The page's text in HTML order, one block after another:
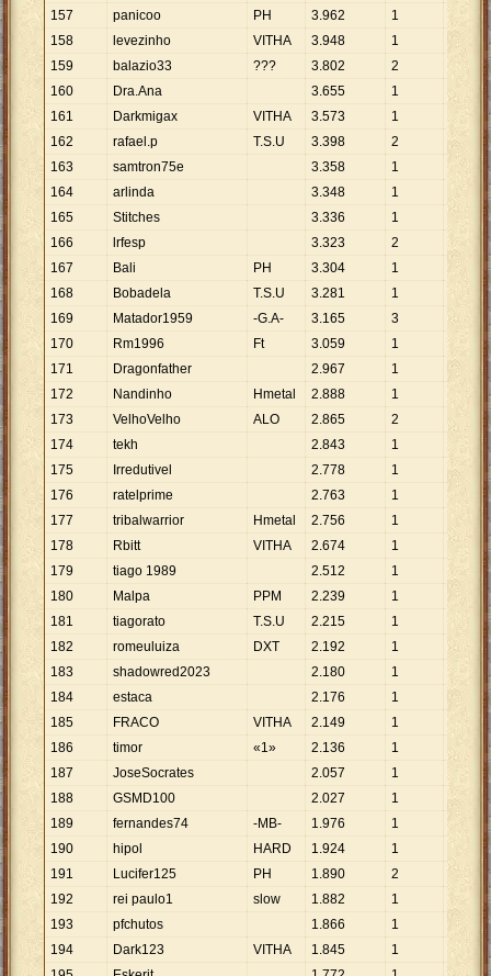
157
panicoo PH 3.962 1
962
158
levezinho VITHA 3.948 1 3
159
balazio33 ??? 3.802 2
901
160
Dra.Ana 3.655 1 3
161
Darkmigax VITHA 3.573 1
573
162
rafael.p T.S.U 3.398 2 1.
163
samtron75e 3.358 1 .
164
arlinda 3.348 1
165
Stitches 3.336 1 3 336
166
lrfesp 3.323 2
662
167
Bali PH 3.304 1
168
Bobadela T.S.U 3.281 1
169
Matador1959 -G.A- 3.165 3 1
170
Rm1996 Ft 3.059 1
059
171
Dragonfather 2.967 1 2
172
Nandinho Hmetal 2.888 1
888
173
VelhoVelho ALO 2.865 2 1
174
tekh 2.843 1
843
175
Irredutivel 2.778 1 2.
176
ratelprime 2.763 1 .
177
tribalwarrior Hmetal 2.756 1
178
Rbitt VITHA 2.674 1 2 674
179
tiago 1989 2.512 1
512
180
Malpa PPM 2.239 1
181
tiagorato T.S.U 2.215 1
215
182
romeuluiza DXT 2.192 1
183
shadowred2023 2.180 1
184
estaca 2.176 1 2
185
FRACO VITHA 2.149 1
149
186
timor «1» 2.136 1 2
187
JoseSocrates 2.057 1
057
188
GSMD100 2.027 1 2.
189
fernandes74 -MB- 1.976 1 .
190
hipol HARD 1.924 1
191
Lucifer125 PH 1.890 2
945
192
rei paulo1 slow 1.882 1
882
193
pfchutos 1.866 1
194
Dark123 VITHA 1.845 1
845